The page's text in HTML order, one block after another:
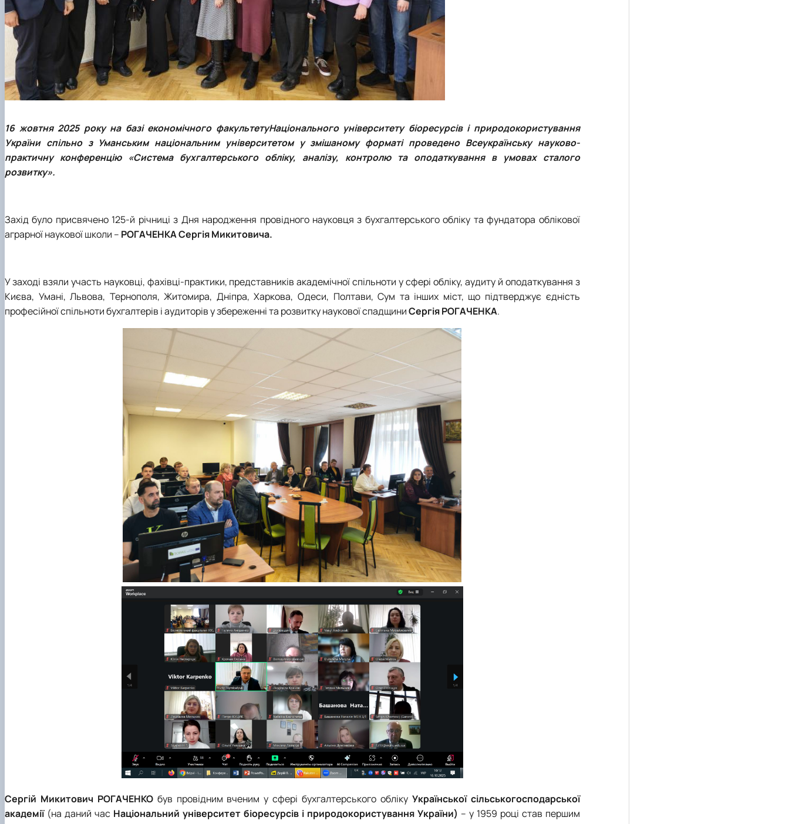
16 жовтня 2025 року на базі економічного факультетуНаціонального університету біоресурсів і природокористування
України спільно з Уманським національним університетом у змішаному форматі проведено Всеукраїнську науково-
практичну конференцію «Система бухгалтерського обліку, аналізу, контролю та оподаткування в умовах сталого
розвитку».
Захід було присвячено 125-й річниці з Дня народження провідного науковця з бухгалтерського обліку та фундатора облікової
аграрної наукової школи – РОГАЧЕНКАСергія Микитовича.
У заході взяли участь науковці, фахівці-практики, представників академічної спільноти у сфері обліку, аудиту й оподаткування з
Києва, Умані, Львова, Тернополя, Житомира, Дніпра, Харкова, Одеси, Полтави, Сум та інших міст, що підтверджує єдність
професійної спільноти бухгалтерів і аудиторів у збереженні та розвитку наукової спадщиниСергія РОГАЧЕНКА.
Сергій Микитович РОГАЧЕНКОбув провідним вченим у сфері бухгалтерського обліку Української сільськогосподарської
академії(на даний час Національний університет біоресурсів і природокористування України) – у 1959 році став першим